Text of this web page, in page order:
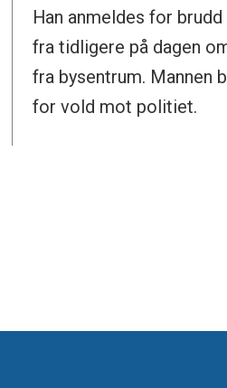
Han anmeldes for
fra tidligere på dagen
fra bysentrum. Mannen
for vold mot politiet.